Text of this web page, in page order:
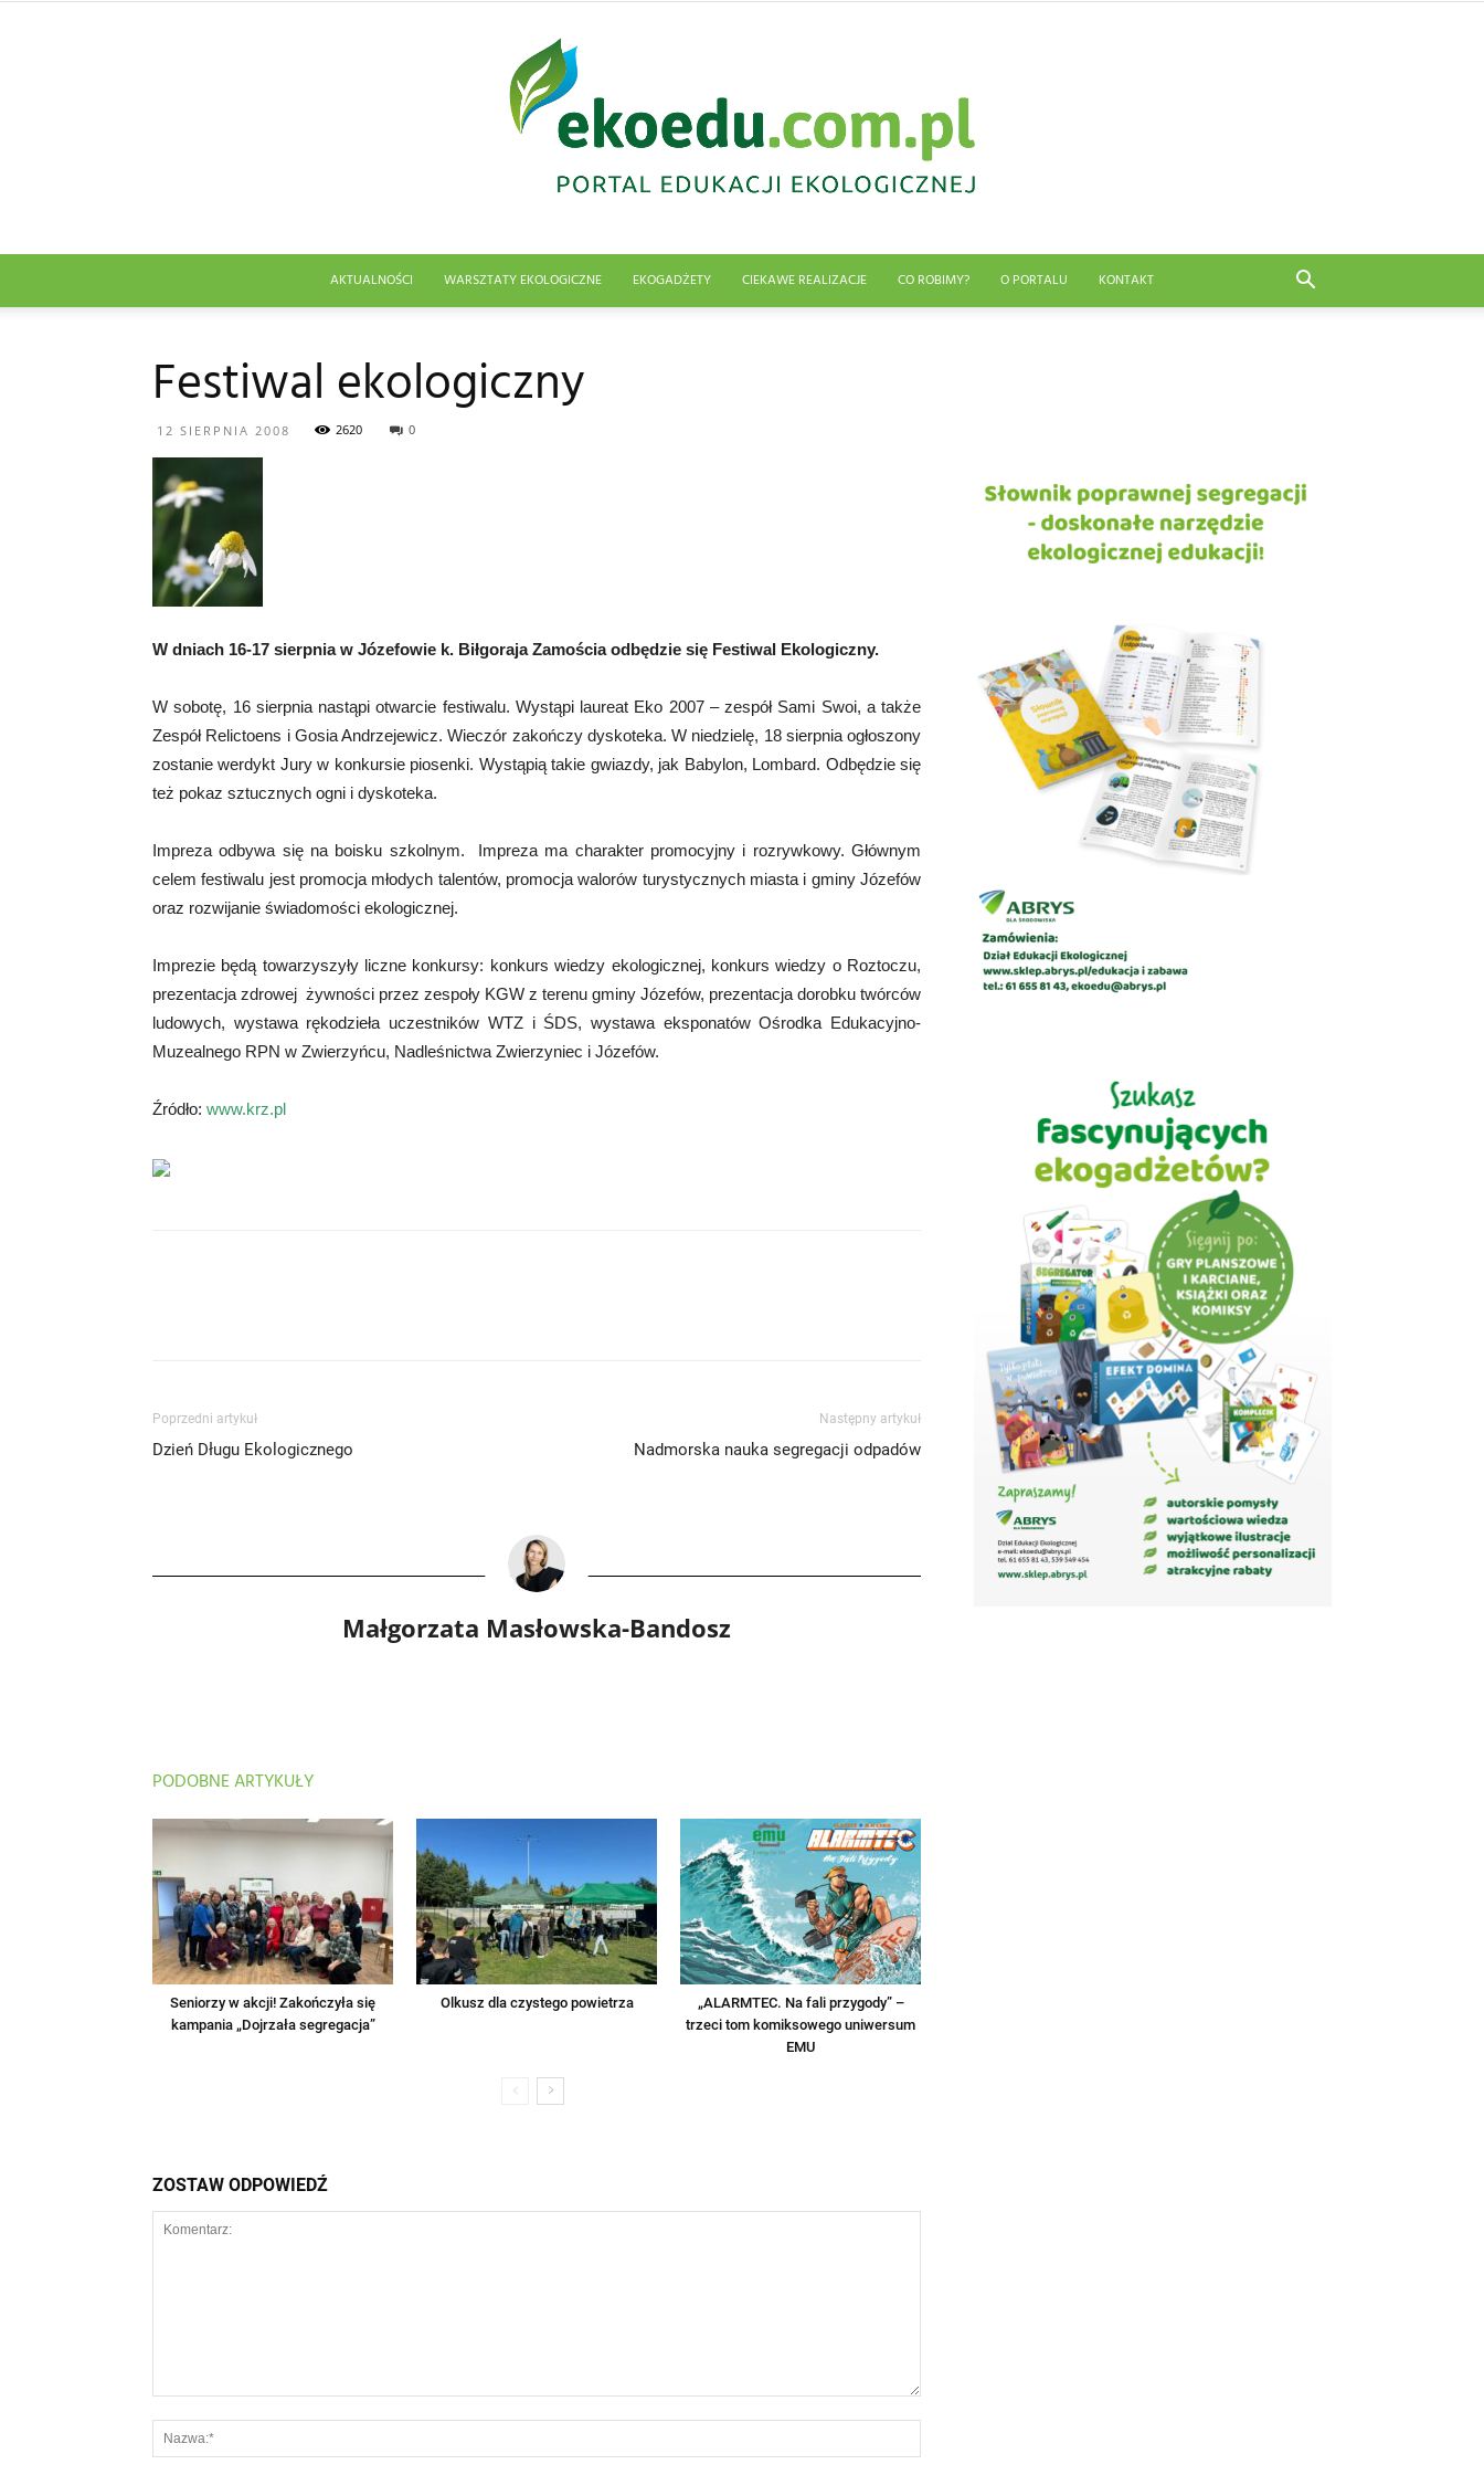
AKTUALNOŚCI WARSZTATY EKOLOGICZNE EKOGADŻETY CIEKAWE REALIZACJE CO ROBIMY? O PORTALU KONTAKT
Festiwal ekologiczny
12 SIERPNIA 2008 2620 0
W dniach 16-17 sierpnia w Józefowie k. Biłgoraja Zamościa odbędzie się Festiwal Ekologiczny.
W sobotę, 16 sierpnia nastąpi otwarcie festiwalu. Wystąpi laureat Eko 2007 – zespół Sami Swoi, a także
Zespół Relictoens i Gosia Andrzejewicz. Wieczór zakończy dyskoteka. W niedzielę, 18 sierpnia ogłoszony
zostanie werdykt Jury w konkursie piosenki. Wystąpią takie gwiazdy, jak Babylon, Lombard. Odbędzie się
też pokaz sztucznych ogni i dyskoteka.
Impreza odbywa się na boisku szkolnym. Impreza ma charakter promocyjny i rozrywkowy. Głównym
celem festiwalu jest promocja młodych talentów, promocja walorów turystycznych miasta i gminy Józefów
oraz rozwijanie świadomości ekologicznej.
Imprezie będą towarzyszyły liczne konkursy: konkurs wiedzy ekologicznej, konkurs wiedzy o Roztoczu,
prezentacja zdrowej żywności przez zespoły KGW z terenu gminy Józefów, prezentacja dorobku twórców
ludowych, wystawa rękodzieła uczestników WTZ i ŚDS, wystawa eksponatów Ośrodka Edukacyjno-
Muzealnego RPN w Zwierzyńcu, Nadleśnictwa Zwierzyniec i Józefów.
Źródło: www.krz.pl
Poprzedni artykuł
Dzień Długu Ekologicznego
Następny artykuł
Nadmorska nauka segregacji odpadów
Małgorzata Masłowska-Bandosz
PODOBNE ARTYKUŁY
Seniorzy w akcji! Zakończyła się
kampania „Dojrzała segregacja”
Olkusz dla czystego powietrza
„ALARMTEC. Na fali przygody” –
trzeci tom komiksowego uniwersum
EMU
ZOSTAW ODPOWIEDŹ